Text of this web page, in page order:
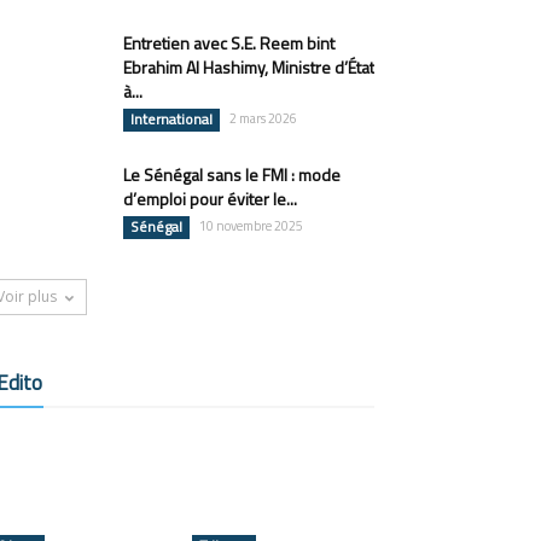
Entretien avec S.E. Reem bint
Ebrahim Al Hashimy, Ministre d’État
à...
International 2 mars 2026
Le Sénégal sans le FMI : mode
d’emploi pour éviter le...
Sénégal 10 novembre 2025
plus